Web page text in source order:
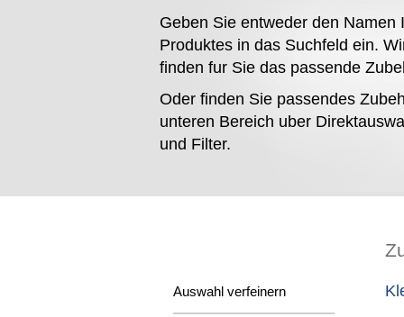
Geben Sie entweder den Namen
Produktes in das Suchfeld ein.
finden fur Sie das passende
Oder finden Sie passendes
unteren Bereich uber
und Filter.
Auswahl verfeinern